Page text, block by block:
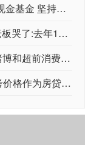
茅台暴跌的连锁反应:暂停认购第一只现金基金 坚持还是换仓？
传统药店被电子商务“革命” 连锁药店老板哭了:去年120多家店一分钱都没赚到！
Prism |他“上岸”后帮近万年轻人还债:赌博和超前消费最多
重！深圳某银行正式发文以二手房参考价格作为房贷依据 楼市发生变化？